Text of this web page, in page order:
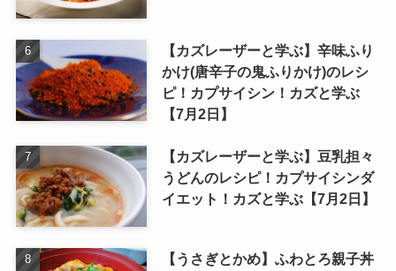
【カズレーザーと学ぶ】辛味ふり
かけ(唐辛子の鬼ふりかけ)のレシ
ピ！カプサイシン！カズと学ぶ
【7月2日】
【カズレーザーと学ぶ】豆乳担々
うどんのレシピ！カプサイシンダ
イエット！カズと学ぶ【7月2日】
【うさぎとかめ】ふわとろ親子丼